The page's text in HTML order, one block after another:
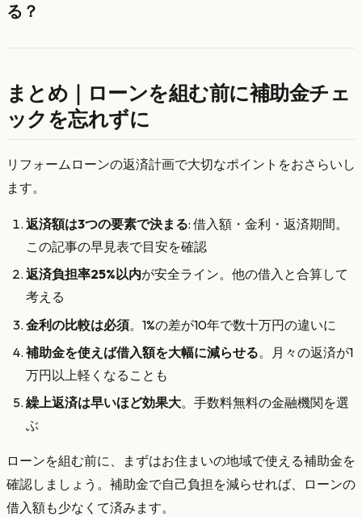
る？
まとめ｜ローンを組む前に補助金チェ
ックを忘れずに
リフォームローンの返済計画で大切なポイントをおさらいし
ます。
返済額は3つの要素で決まる: 借入額・金利・返済期間。
この記事の早見表で目安を確認
返済負担率25%以内が安全ライン。他の借入と合算して
考える
金利の比較は必須。1%の差が10年で数十万円の違いに
補助金を使えば借入額を大幅に減らせる。月々の返済が1
万円以上軽くなることも
繰上返済は早いほど効果大。手数料無料の金融機関を選
ぶ
ローンを組む前に、まずはお住まいの地域で使える補助金を
確認しましょう。補助金で自己負担を減らせれば、ローンの
借入額も少なくて済みます。